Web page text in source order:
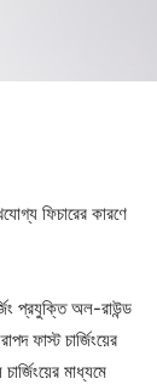
ফিচারের কারণে
প্রযুক্তি অল-রাউন্ড
ফাস্ট চার্জিংয়ের
মাধ্যমে